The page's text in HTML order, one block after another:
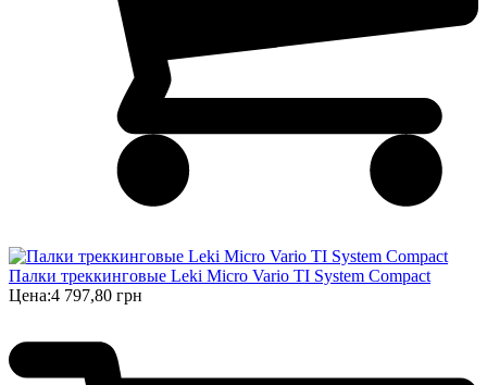
Палки треккинговые Leki Micro Vario TI System Compact
Цена:4 797,80 грн